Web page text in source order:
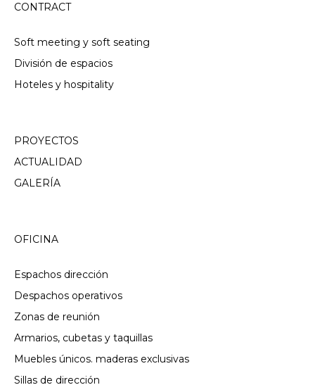
CONTRACT
Soft meeting y soft seating
División de espacios
Hoteles y hospitality
PROYECTOS
ACTUALIDAD
GALERÍA
OFICINA
Espachos dirección
Despachos operativos
Zonas de reunión
Armarios, cubetas y taquillas
Muebles únicos. maderas exclusivas
Sillas de dirección